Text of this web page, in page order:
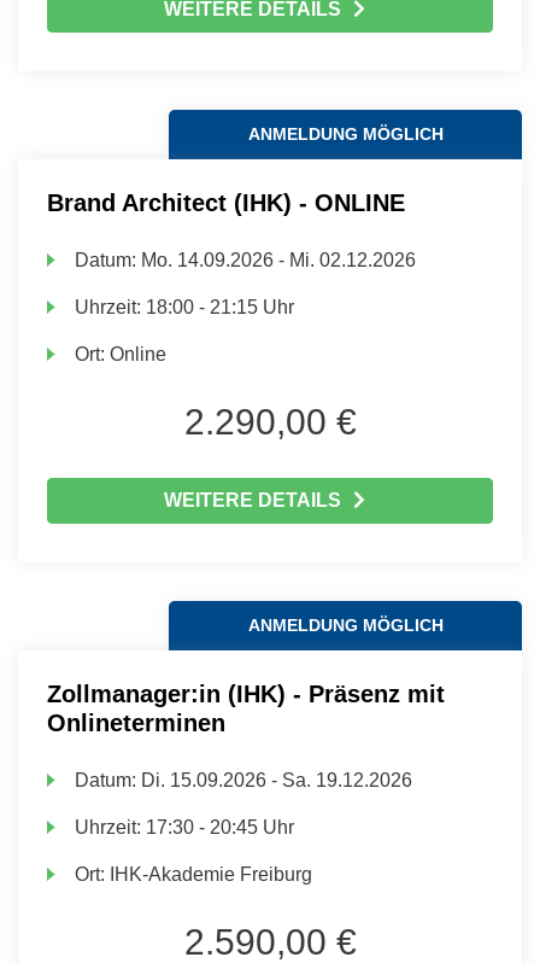
WEITERE DETAILS
ANMELDUNG MÖGLICH
Brand Architect (IHK) - ONLINE
Datum: Mo. 14.09.2026 - Mi. 02.12.2026
Uhrzeit: 18:00 - 21:15 Uhr
Ort:Online
2.290,00 €
WEITERE DETAILS
ANMELDUNG MÖGLICH
Zollmanager:in (IHK) - Präsenz mit
Onlineterminen
Datum: Di. 15.09.2026 - Sa. 19.12.2026
Uhrzeit: 17:30 - 20:45 Uhr
Ort: IHK-Akademie Freiburg
2.590,00 €